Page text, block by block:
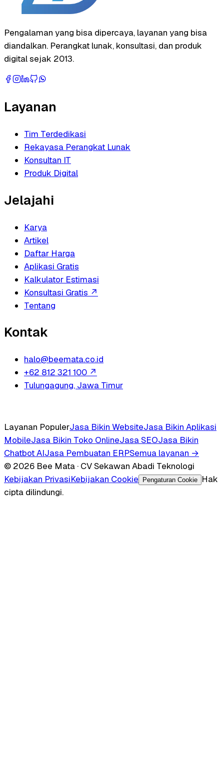
Pengalaman yang bisa dipercaya, layanan yang bisa
diandalkan. Perangkat lunak, konsultasi, dan produk
digital sejak 2013.
Layanan
Tim Terdedikasi
Rekayasa Perangkat Lunak
Konsultan IT
Produk Digital
Jelajahi
Karya
Artikel
Daftar Harga
Aplikasi Gratis
Kalkulator Estimasi
Konsultasi Gratis ↗
Tentang
Kontak
halo@beemata.co.id
+62 812 321 100 ↗
Tulungagung, Jawa Timur
Layanan PopulerJasa Bikin WebsiteJasa Bikin Aplikasi
MobileJasa Bikin Toko OnlineJasa SEOJasa Bikin
Chatbot AIJasa Pembuatan ERPSemua layanan →
© 2026 Bee Mata · CV Sekawan Abadi Teknologi
Kebijakan PrivasiKebijakan Cookie Pengaturan Cookie
Hak
cipta dilindungi.